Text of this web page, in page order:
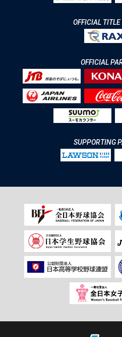
OFFICIAL
OFFICIAL
SUPPORTING